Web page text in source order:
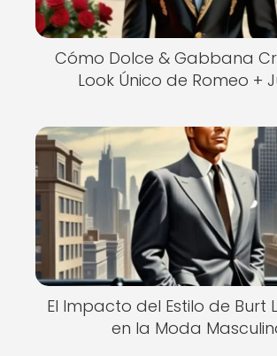
Cómo Dolce & Gabbana
Look Único de Romeo +
El Impacto del Estilo de Burt
en la Moda